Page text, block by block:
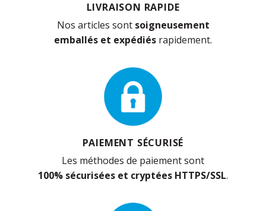
LIVRAISON RAPIDE
Nos articles sont soigneusement
emballés et expédiés rapidement.
PAIEMENT SÉCURISÉ
Les méthodes de paiement sont
100% sécurisées et cryptées HTTPS/SSL.